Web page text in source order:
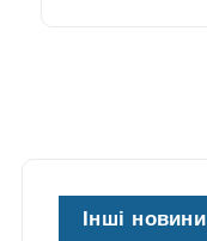
Інші новини